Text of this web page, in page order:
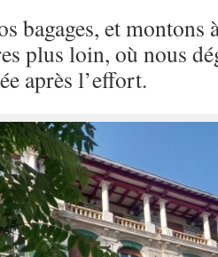
bagages, et montons
plus loin, où nous
après l’effort.